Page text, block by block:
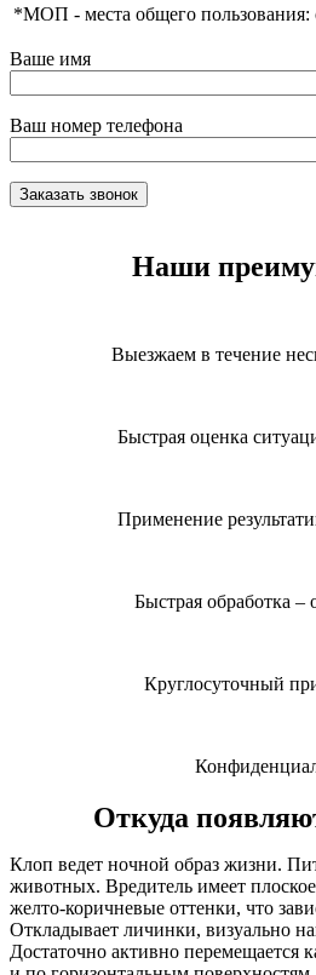
*МОП - места общего пользования:
Ваше имя
Ваш номер телефона
Наши
Выезжаем в течение
Быстрая оценка
Применение
Быстрая обработка –
Круглосуточный
Откуда
Клоп ведет ночной образ жизни.
животных. Вредитель имеет
желто-коричневые оттенки, что
Откладывает личинки, визуально
Достаточно активно перемещается